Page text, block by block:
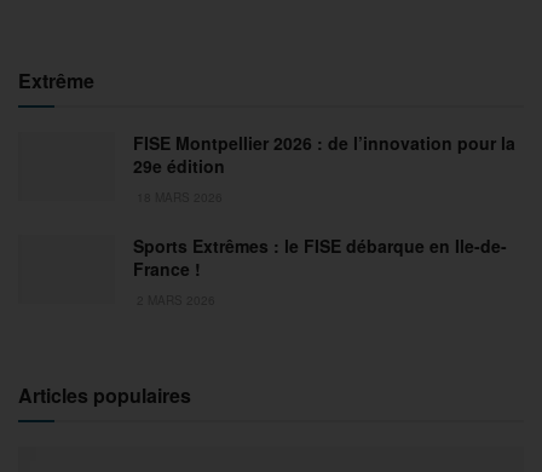
Extrême
FISE Montpellier 2026 : de l’innovation pour la
29e édition
Sports Extrêmes : le FISE débarque en Ile-de-
France !
Articles populaires